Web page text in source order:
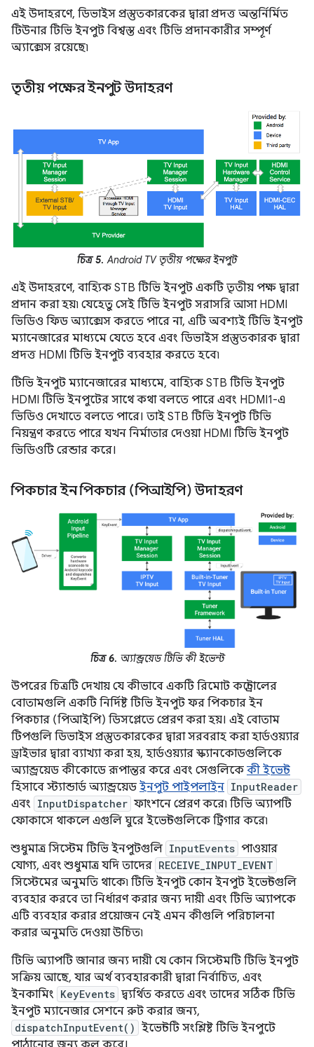
এই উদাহরণে, ডিভাইস প্রস্তুতকারকের দ্বারা প্রদত্ত অন্তর্নির্মিত
টিউনার টিভি ইনপুট বিশ্বস্ত এবং টিভি প্রদানকারীর সম্পূর্ণ
অ্যাক্সেস রয়েছে৷
তৃতীয় পক্ষের ইনপুট উদাহরণ
চিত্র 5. Android TV তৃতীয় পক্ষের ইনপুট
এই উদাহরণে, বাহ্যিক STB টিভি ইনপুট একটি তৃতীয় পক্ষ দ্বারা
প্রদান করা হয়৷ যেহেতু সেই টিভি ইনপুট সরাসরি আসা HDMI
ভিডিও ফিড অ্যাক্সেস করতে পারে না, এটি অবশ্যই টিভি ইনপুট
ম্যানেজারের মাধ্যমে যেতে হবে এবং ডিভাইস প্রস্তুতকারক দ্বারা
প্রদত্ত HDMI টিভি ইনপুট ব্যবহার করতে হবে৷
টিভি ইনপুট ম্যানেজারের মাধ্যমে, বাহ্যিক STB টিভি ইনপুট
HDMI টিভি ইনপুটের সাথে কথা বলতে পারে এবং HDMI1-এ
ভিডিও দেখাতে বলতে পারে। তাই STB টিভি ইনপুট টিভি
নিয়ন্ত্রণ করতে পারে যখন নির্মাতার দেওয়া HDMI টিভি ইনপুট
ভিডিওটি রেন্ডার করে।
পিকচার ইন পিকচার (পিআইপি) উদাহরণ
চিত্র 6. অ্যান্ড্রয়েড টিভি কী ইভেন্ট
উপরের চিত্রটি দেখায় যে কীভাবে একটি রিমোট কন্ট্রোলের
বোতামগুলি একটি নির্দিষ্ট টিভি ইনপুট ফর পিকচার ইন
পিকচার (পিআইপি) ডিসপ্লেতে প্রেরণ করা হয়। এই বোতাম
টিপগুলি ডিভাইস প্রস্তুতকারকের দ্বারা সরবরাহ করা হার্ডওয়্যার
ড্রাইভার দ্বারা ব্যাখ্যা করা হয়, হার্ডওয়্যার স্ক্যানকোডগুলিকে
অ্যান্ড্রয়েড কীকোডে রূপান্তর করে এবং সেগুলিকে কী ইভেন্ট
হিসাবে স্ট্যান্ডার্ড অ্যান্ড্রয়েড ইনপুট পাইপলাইন InputReader
এবং InputDispatcher ফাংশনে প্রেরণ করে৷ টিভি অ্যাপটি
ফোকাসে থাকলে এগুলি ঘুরে ইভেন্টগুলিকে ট্রিগার করে৷
শুধুমাত্র সিস্টেম টিভি ইনপুটগুলি InputEvents পাওয়ার
যোগ্য, এবং শুধুমাত্র যদি তাদের RECEIVE_INPUT_EVENT
সিস্টেমের অনুমতি থাকে৷ টিভি ইনপুট কোন ইনপুট ইভেন্টগুলি
ব্যবহার করবে তা নির্ধারণ করার জন্য দায়ী এবং টিভি অ্যাপকে
এটি ব্যবহার করার প্রয়োজন নেই এমন কীগুলি পরিচালনা
করার অনুমতি দেওয়া উচিত৷
টিভি অ্যাপটি জানার জন্য দায়ী যে কোন সিস্টেমটি টিভি ইনপুট
সক্রিয় আছে, যার অর্থ ব্যবহারকারী দ্বারা নির্বাচিত, এবং
ইনকামিং KeyEvents দ্ব্যর্থিত করতে এবং তাদের সঠিক টিভি
ইনপুট ম্যানেজার সেশনে রুট করার জন্য,
dispatchInputEvent() ইভেন্টটি সংশ্লিষ্ট টিভি ইনপুটে